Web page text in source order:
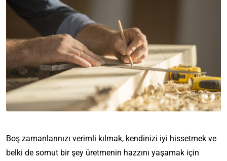
Boş zamanlarınızı verimli kılmak, kendinizi iyi hissetmek ve
belki de somut bir şey üretmenin hazzını yaşamak için